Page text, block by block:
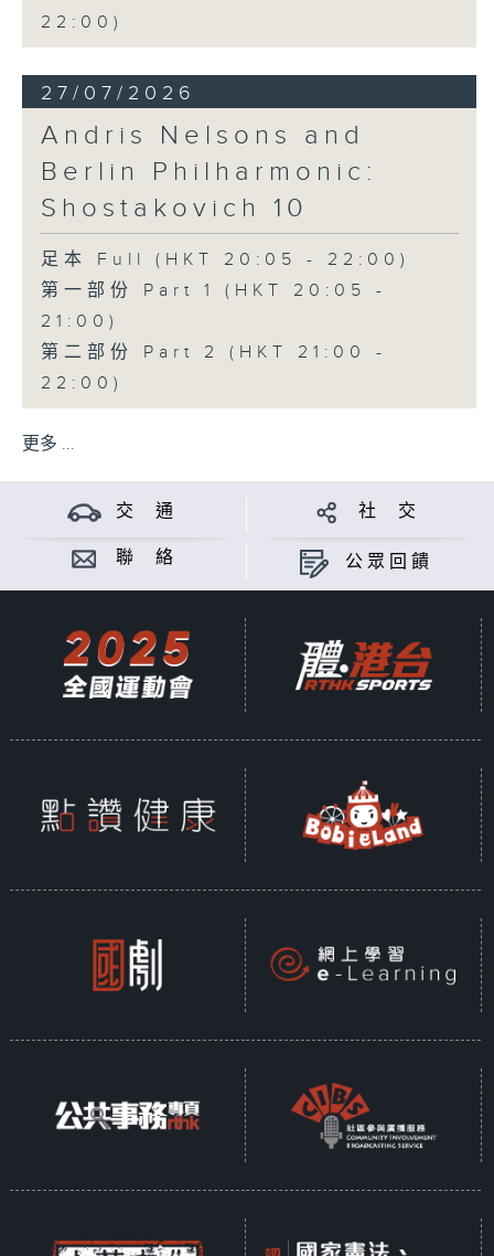
22:00)
27/07/2026
Andris Nelsons and
Berlin Philharmonic:
Shostakovich 10
足本 Full (HKT 20:05 - 22:00)
第一部份 Part 1 (HKT 20:05 -
21:00)
第二部份 Part 2 (HKT 21:00 -
22:00)
更多 ...
交 通 社 交
聯 絡 公眾回饋